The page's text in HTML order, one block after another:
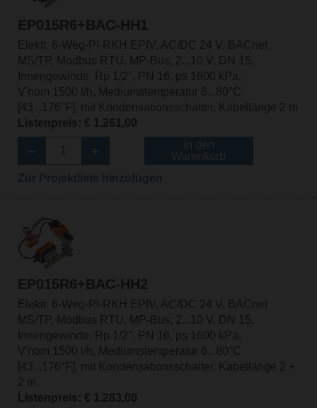
EP015R6+BAC-HH1
Elektr. 6-Weg-PI-RKH EPIV, AC/DC 24 V, BACnet
MS/TP, Modbus RTU, MP-Bus, 2...10 V, DN 15,
Innengewinde, Rp 1/2", PN 16, ps 1600 kPa,
V'nom 1500 l/h, Mediumstemperatur 6...80°C
[43...176°F], mit Kondensationsschalter, Kabellänge 2 m
Listenpreis: € 1.261,00
EP015R6+BAC-HH2
Elektr. 6-Weg-PI-RKH EPIV, AC/DC 24 V, BACnet
MS/TP, Modbus RTU, MP-Bus, 2...10 V, DN 15,
Innengewinde, Rp 1/2", PN 16, ps 1600 kPa,
V'nom 1500 l/h, Mediumstemperatur 6...80°C
[43...176°F], mit Kondensationsschalter, Kabellänge 2 +
2 m
Listenpreis: € 1.283,00